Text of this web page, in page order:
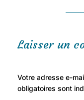
Laisser un
Votre adresse e-
obligatoires sont